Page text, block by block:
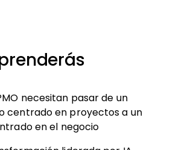
necesitan pasar de un
centrado en proyectos a un
en el negocio